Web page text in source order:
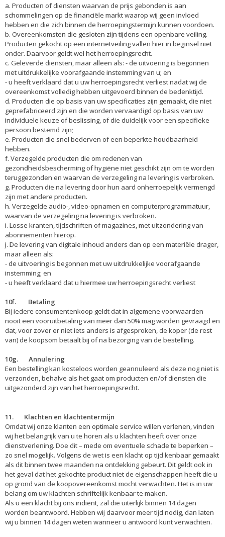
a. Producten of diensten waarvan de prijs gebonden is aan
schommelingen op de financiële markt waarop wij geen invloed
hebben en die zich binnen de herroepingstermijn kunnen voordoen.
b. Overeenkomsten die gesloten zijn tijdens een openbare veiling.
Producten gekocht op een internetveiling vallen hier in beginsel niet
onder. Daarvoor geldt wel het herroepingsrecht.
c. Geleverde diensten, maar alleen als: - de uitvoering is begonnen
met uitdrukkelijke voorafgaande instemming van u; en
- u heeft verklaard dat u uw herroepingsrecht verliest nadat wij de
overeenkomst volledig hebben uitgevoerd binnen de bedenktijd.
d. Producten die op basis van uw specificaties zijn gemaakt, die niet
geprefabriceerd zijn en die worden vervaardigd op basis van uw
individuele keuze of beslissing, of die duidelijk voor een specifieke
persoon bestemd zijn;
e. Producten die snel bederven of een beperkte houdbaarheid
hebben.
f. Verzegelde producten die om redenen van
gezondheidsbescherming of hygiëne niet geschikt zijn om te worden
teruggezonden en waarvan de verzegeling na levering is verbroken.
g. Producten die na levering door hun aard onherroepelijk vermengd
zijn met andere producten.
h. Verzegelde audio-, video-opnamen en computerprogrammatuur,
waarvan de verzegeling na levering is verbroken.
i. Losse kranten, tijdschriften of magazines, met uitzondering van
abonnementen hierop.
j. De levering van digitale inhoud anders dan op een materiële drager,
maar alleen als:
- de uitvoering is begonnen met uw uitdrukkelijke voorafgaande
instemming; en
- u heeft verklaard dat u hiermee uw herroepingsrecht verliest
10f. Betaling
Bij iedere consumentenkoop geldt dat in algemene voorwaarden
nooit een vooruitbetaling van meer dan 50% mag worden gevraagd en
dat, voor zover er niet iets anders is afgesproken, de koper (de rest
van) de koopsom betaalt bij of na bezorging van de bestelling.
10g. Annulering
Een bestelling kan kosteloos worden geannuleerd als deze nog niet is
verzonden, behalve als het gaat om producten en/of diensten die
uitgezonderd zijn van het herroepingsrecht.
11. Klachten en klachtentermijn
Omdat wij onze klanten een optimale service willen verlenen, vinden
wij het belangrijk van u te horen als u klachten heeft over onze
dienstverlening. Doe dit – mede om eventuele schade te beperken –
zo snel mogelijk. Volgens de wet is een klacht op tijd kenbaar gemaakt
als dit binnen twee maanden na ontdekking gebeurt. Dit geldt ook in
het geval dat het gekochte product niet de eigenschappen heeft die u
op grond van de koopovereenkomst mocht verwachten. Het is in uw
belang om uw klachten schriftelijk kenbaar te maken.
Als u een klacht bij ons indient, zal die uiterlijk binnen 14 dagen
worden beantwoord. Hebben wij daarvoor meer tijd nodig, dan laten
wij u binnen 14 dagen weten wanneer u antwoord kunt verwachten.